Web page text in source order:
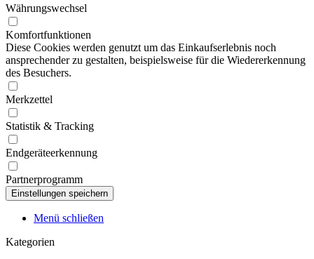
Währungswechsel
Komfortfunktionen
Diese Cookies werden genutzt um das Einkaufserlebnis noch
ansprechender zu gestalten, beispielsweise für die Wiedererkennung
des Besuchers.
Merkzettel
Statistik & Tracking
Endgeräteerkennung
Partnerprogramm
Menü schließen
Kategorien